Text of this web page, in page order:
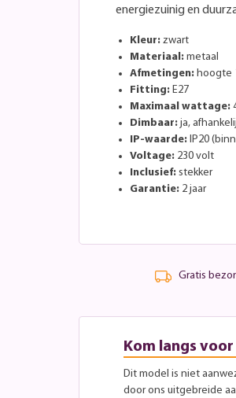
energiezuinig en
Kleur: zwart
Materiaal: metaal
Afmetingen: hoogte
Fitting: E27
Maximaal wattage:
Dimbaar: ja,
IP-waarde: IP20
Voltage: 230 volt
Inclusief: stekker
Garantie: 2 jaar
Gratis
Kom langs
Dit model is niet
door ons uitgebreide